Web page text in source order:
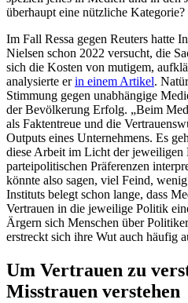
überhaupt eine nützliche Kategorie?
Im Fall Ressa gegen Reuters hatte
Nielsen schon 2022 versucht, die
sich die Kosten von mutigem,
analysierte erin einem Artikel.
Stimmung gegen unabhängige
der Bevölkerung Erfolg. „Beim
als Faktentreue und die
Outputs eines Unternehmens. Es
diese Arbeit im Licht der jeweiligen
parteipolitischen Präferenzen
könnte also sagen, viel Feind,
Instituts belegt schon lange, dass
Vertrauen in die jeweilige Politik
Ärgern sich Menschen über
erstreckt sich ihre Wut auch häufig
Um Vertrauen zu
Misstrauen verstehen